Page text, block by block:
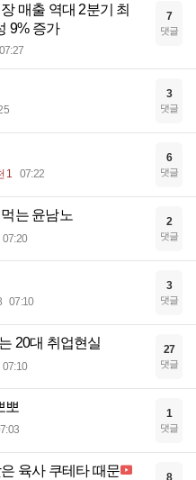
매출 역대 2분기 최
9% 증가
07:27
7
댓글
3
댓글
1 07:22
6
댓글
는 윤남노
07:20
2
댓글
07:10
3
댓글
20대 취업현실
07:10
27
댓글
뽀 1
댓글
육사 쿠테타 때문 8